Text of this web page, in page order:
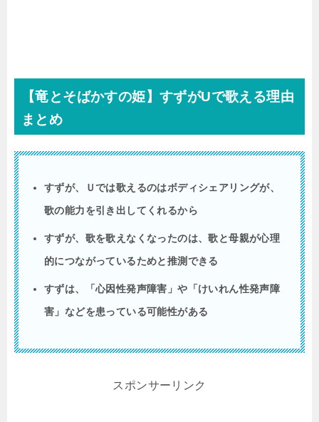
【竜とそばかすの姫】すずがUで歌える理由
まとめ
すずが、Ｕでは歌えるのはボディシェアリングが、
歌の能力を引き出してくれるから
すずが、歌を歌えなくなったのは、歌と母親が心理
的につながっているためと推測できる
すずは、「心因性発声障害」や「けいれん性発声障
害」などを患っている可能性がある
スポンサーリンク